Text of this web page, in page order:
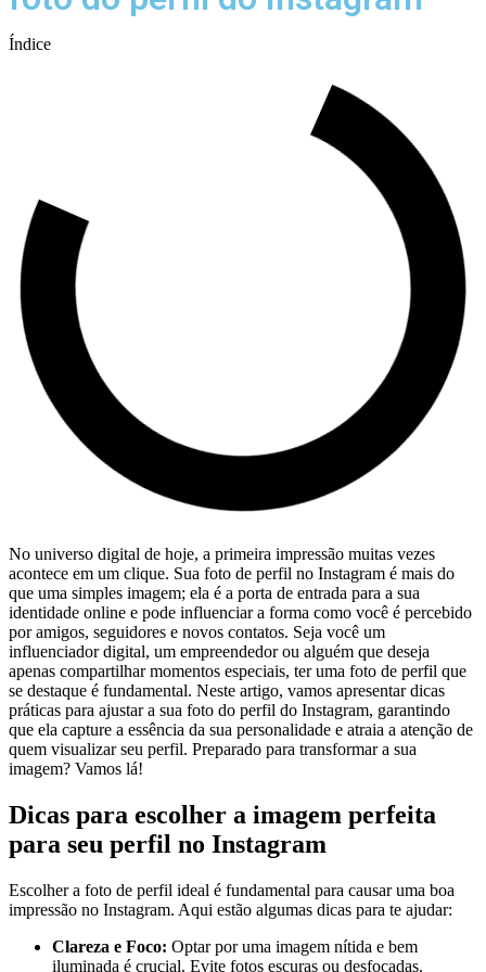
Índice
No⁤ universo digital de ⁤hoje, a primeira impressão ​muitas vezes
acontece‍ em um clique. Sua foto ​de ⁤perfil ‌no ‌Instagram ⁤é⁣ mais ⁤do
que uma ‌simples imagem; ela‌ é a porta ⁢de entrada para a sua
identidade⁣ online e pode influenciar a forma como você ⁤é percebido
por amigos, seguidores e novos contatos. Seja você‍ um⁣
influenciador digital, ‌um ​empreendedor ou alguém que deseja
apenas compartilhar momentos ‌especiais, ter uma foto de perfil​ que
⁣se destaque ‌é fundamental. Neste artigo, vamos‌ apresentar dicas
⁤práticas ‌para ajustar a‍ sua foto do perfil ‌do Instagram,‍ garantindo​
que⁤ ela capture a‍ essência da‌ sua⁣ personalidade e atraia a atenção de
quem visualizar seu perfil. Preparado para transformar a sua
imagem? Vamos ​lá!
Dicas para ⁣escolher a imagem ​perfeita
para seu ⁣perfil no Instagram
Escolher a ⁤foto de⁤ perfil ideal é fundamental ⁤para⁢ causar​ uma ⁣boa
impressão no Instagram. ⁢Aqui estão algumas dicas ⁤para te ajudar:
Clareza e Foco: ⁤Optar por uma imagem ‌nítida ‌e⁣ bem
iluminada é⁢ crucial. Evite fotos escuras ou⁢ desfocadas.